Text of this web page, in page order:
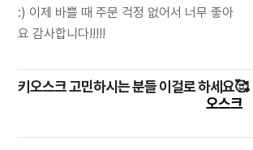
:) 이제 바쁠 때 주문 걱정 없어서 너무 좋아
요 감사합니다!!!!!
키오스크 고민하시는 분들 이걸로 하세요🥰
오스크